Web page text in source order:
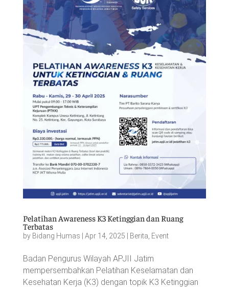
Pelatihan Awareness K3 Ketinggian dan Ruang
Terbatas
by Bidang Humas | Apr 14, 2025 | Berita Event
Badan Pengurus Wilayah APJII Jatim
mempersembahkan Pelatihan Keselamatan dan
Kesehatan Kerja (K3) dengan topik K3 Ketinggian